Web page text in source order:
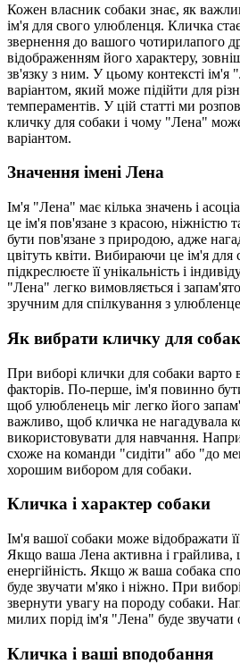
Кожен власник собаки знає, як
ім'я для свого улюбленця. Кличка
звернення до вашого чотирилапого
відображенням його характеру,
зв'язку з ним. У цьому контексті ім'я
варіантом, який може підійти для
темпераментів. У цій статті ми
кличку для собаки і чому "Лена"
варіантом.
Значення імені Лена
Ім'я "Лена" має кілька значень і
це ім'я пов'язане з красою, ніжністю
бути пов'язане з природою, адже
цвітуть квіти. Вибираючи це ім'я для
підкреслюєте її унікальність і
"Лена" легко вимовляється і
зручним для спілкування з
Як вибрати кличку для
При виборі клички для собаки варто
факторів. По-перше, ім'я повинно
щоб улюбленець міг легко його
важливо, щоб кличка не нагадувала
використовувати для навчання.
схоже на команди "сидіти" або "до
хорошим вибором для собаки.
Кличка і характер собаки
Ім'я вашої собаки може відображати
Якщо ваша Лена активна і грайлива,
енергійність. Якщо ж ваша собака
буде звучати м'яко і ніжно. При
звернути увагу на породу собаки.
милих порід ім'я "Лена" буде звучати
Кличка і ваші вподобання